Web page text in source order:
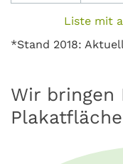
Liste mit
*Stand 2018:
Wir bringen
Plakatfläche